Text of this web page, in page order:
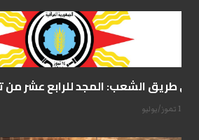
على طريق الشعب: المجد للرابع عشر من
14 تموز/يوليو